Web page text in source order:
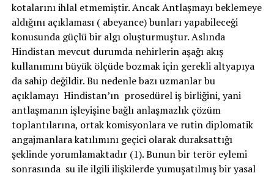
kotalarını ihlal etmemiştir. Ancak Antlaşmayı beklemeye
aldığını açıklaması ( abeyance) bunları yapabileceği
konusunda güçlü bir algı oluşturmuştur. Aslında
Hindistan mevcut durumda nehirlerin aşağı akış
kullanımını büyük ölçüde bozmak için gerekli altyapıya
da sahip değildir. Bu nedenle bazı uzmanlar bu
açıklamayı Hindistan’ın prosedürel iş birliğini, yani
antlaşmanın işleyişine bağlı anlaşmazlık çözüm
toplantılarına, ortak komisyonlara ve rutin diplomatik
angajmanlara katılımını geçici olarak duraksattığı
şeklinde yorumlamaktadır (1). Bunun bir terör eylemi
sonrasında su ile ilgili ilişkilerde yumuşatılmış bir yasal